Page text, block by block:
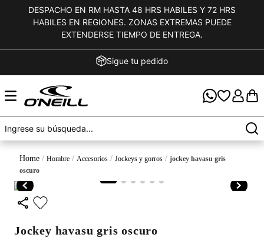
DESPACHO EN RM HASTA 48 HRS HABILES Y 72 HRS
HABILES EN REGIONES. ZONAS EXTREMAS PUEDE
EXTENDERSE TIEMPO DE ENTREGA.
Sigue tu pedido
hombre accesorios jockeys y gorros
jockey havasu gris
oscuro
jockey havasu gris oscuro